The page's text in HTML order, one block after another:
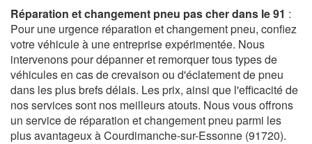
Réparation et changement pneu pas cher dans le 91 :
Pour une urgence réparation et changement pneu, confiez
votre véhicule à une entreprise expérimentée. Nous
intervenons pour dépanner et remorquer tous types de
véhicules en cas de crevaison ou d'éclatement de pneu
dans les plus brefs délais. Les prix, ainsi que l'efficacité de
nos services sont nos meilleurs atouts. Nous vous offrons
un service de réparation et changement pneu parmi les
plus avantageux à Courdimanche-sur-Essonne (91720).